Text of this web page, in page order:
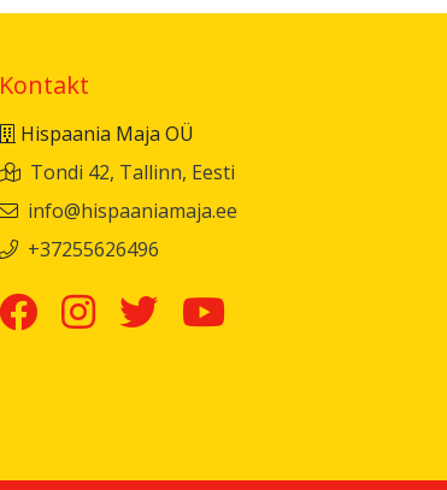
Kontakt
Hispaania Maja OÜ
Tondi 42, Tallinn, Eesti
info@hispaaniamaja.ee
+37255626496